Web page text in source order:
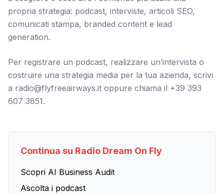
propria strategia: podcast, interviste, articoli SEO,
comunicati stampa, branded content e lead
generation.
Per registrare un podcast, realizzare un’intervista o
costruire una strategia media per la tua azienda, scrivi
a radio@flyfreeairways.it oppure chiama il +39 393
607 3851.
Continua su Radio Dream On Fly
Scopri AI Business Audit
Ascolta i podcast